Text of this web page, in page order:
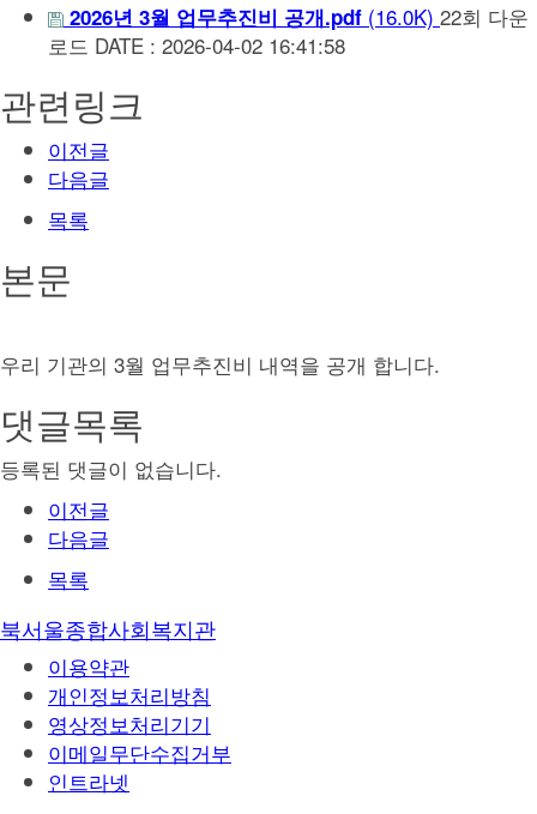
2026년 3월 업무추진비 공개.pdf (16.0K) 22회 다운
로드 DATE : 2026-04-02 16:41:58
관련링크
이전글
다음글
목록
본문
우리 기관의 3월 업무추진비 내역을 공개 합니다.
댓글목록
등록된 댓글이 없습니다.
이전글
다음글
목록
북서울종합사회복지관
이용약관
개인정보처리방침
영상정보처리기기
이메일무단수집거부
인트라넷